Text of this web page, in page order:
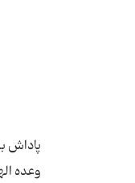
پاداش
وعده